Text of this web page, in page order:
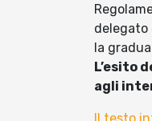
delegato
la
L’esito
agli